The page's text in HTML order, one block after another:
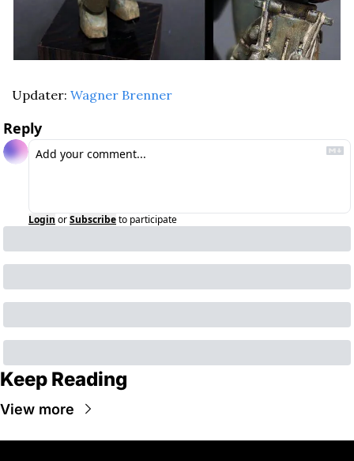
Updater: Wagner Brenner
Reply
Login orSubscribeto participate
Keep Reading
View more